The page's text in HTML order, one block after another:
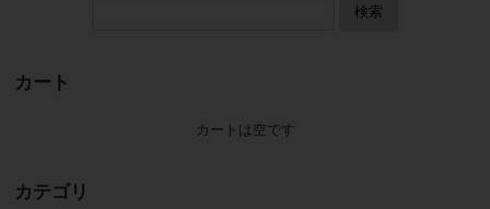
検索
カート
カートは空です
カテゴリ